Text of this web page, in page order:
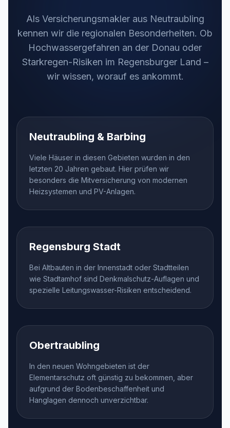
Als Versicherungsmakler aus Neutraubling
kennen wir die regionalen Besonderheiten. Ob
Hochwassergefahren an der Donau oder
Starkregen-Risiken im Regensburger Land –
wir wissen, worauf es ankommt.
Neutraubling & Barbing
Viele Häuser in diesen Gebieten wurden in den
letzten 20 Jahren gebaut. Hier prüfen wir
besonders die Mitversicherung von modernen
Heizsystemen und PV-Anlagen.
Regensburg Stadt
Bei Altbauten in der Innenstadt oder Stadtteilen
wie Stadtamhof sind Denkmalschutz-Auflagen und
spezielle Leitungswasser-Risiken entscheidend.
Obertraubling
In den neuen Wohngebieten ist der
Elementarschutz oft günstig zu bekommen, aber
aufgrund der Bodenbeschaffenheit und
Hanglagen dennoch unverzichtbar.